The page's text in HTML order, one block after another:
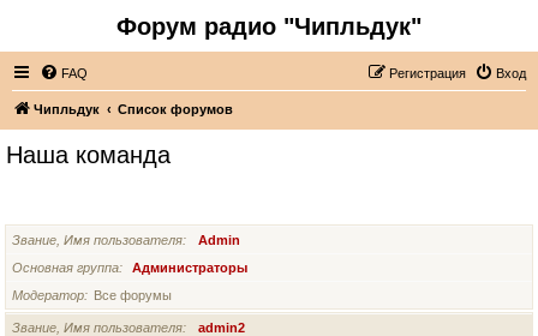
Форум радио "Чипльдук"
FAQ Вход
Регистрация
Чипльдук Список форумов
Наша команда
Звание, Имя пользователя
Admin
Основная группа
Администраторы
Модератор
Все форумы
Звание, Имя пользователя
admin2